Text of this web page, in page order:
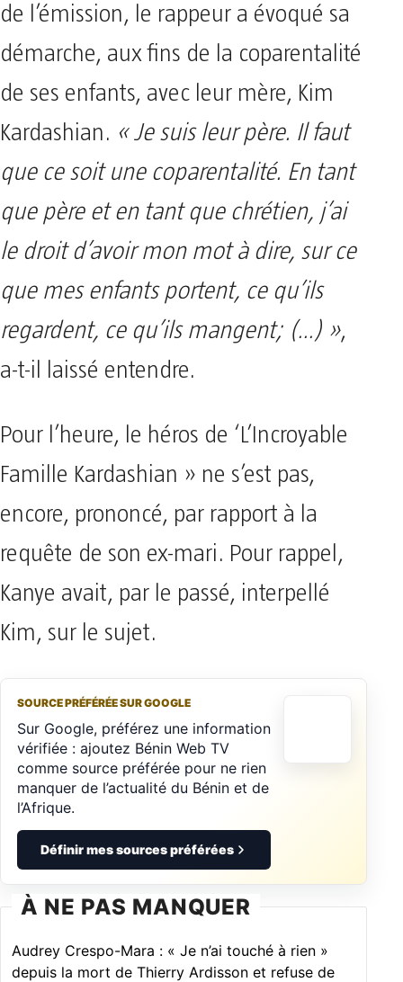
de l’émission, le rappeur a évoqué sa
démarche, aux fins de la coparentalité
de ses enfants, avec leur mère, Kim
Kardashian. « Je suis leur père. Il faut
que ce soit une coparentalité. En tant
que père et en tant que chrétien, j’ai
le droit d’avoir mon mot à dire, sur ce
que mes enfants portent, ce qu’ils
regardent, ce qu’ils mangent; (…) »,
a-t-il laissé entendre.
Pour l’heure, le héros de ‘L’Incroyable
Famille Kardashian » ne s’est pas,
encore, prononcé, par rapport à la
requête de son ex-mari. Pour rappel,
Kanye avait, par le passé, interpellé
Kim, sur le sujet.
SOURCE PRÉFÉRÉE SUR GOOGLE
Sur Google, préférez une information
vérifiée : ajoutez Bénin Web TV
comme source préférée pour ne rien
manquer de l’actualité du Bénin et de
l’Afrique.
Définir mes sources préférées
À NE PAS MANQUER
Audrey Crespo-Mara : « Je n’ai touché à rien »
depuis la mort de Thierry Ardisson et refuse de